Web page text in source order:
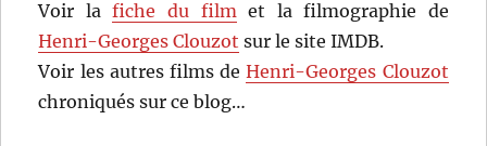
Voir lafiche du filmet la filmographie de
Henri-Georges Clouzot sur le site IMDB.
Voir les autres films deHenri-Georges Clouzot
chroniqués sur ce blog…